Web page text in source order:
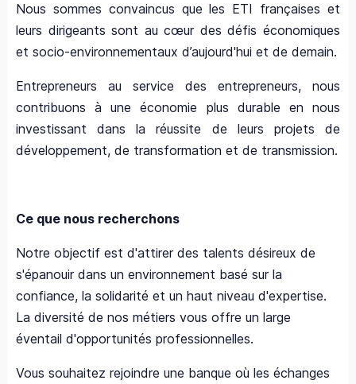
Nous sommes convaincus que les ETI françaises et
leurs dirigeants sont au cœur des défis économiques
et socio-environnementaux d’aujourd'hui et de demain.
Entrepreneurs au service des entrepreneurs, nous
contribuons à une économie plus durable en nous
investissant dans la réussite de leurs projets de
développement, de transformation et de transmission.
Ce que nous recherchons
Notre objectif est d'attirer des talents désireux de
s'épanouir dans un environnement basé sur la
confiance, la solidarité et un haut niveau d'expertise.
La diversité de nos métiers vous offre un large
éventail d'opportunités professionnelles.
Vous souhaitez rejoindre une banque où les échanges